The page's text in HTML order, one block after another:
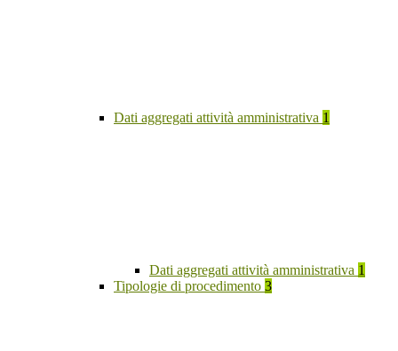
Dati aggregati attività amministrativa 1
Dati aggregati attività amministrativa 1
Tipologie di procedimento 3